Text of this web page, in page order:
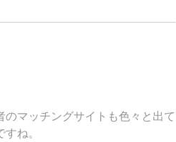
マッチングサイトも色々と出て
ね。